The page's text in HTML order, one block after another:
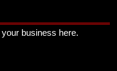
business here.